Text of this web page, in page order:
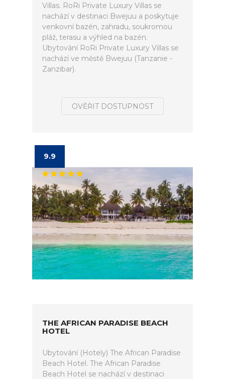
Villas. RoRi Private Luxury Villas se
nachází v destinaci Bwejuu a poskytuje
venkovní bazén, zahradu, soukromou
pláž, terasu a výhled na bazén.
Ubytování RoRi Private Luxury Villas se
nachází ve městě Bwejuu (Tanzanie -
Zanzibar).
OVĚŘIT DOSTUPNOST
9.9
THE AFRICAN PARADISE BEACH
HOTEL
Ubytování (Hotely) The African Paradise
Beach Hotel. The African Paradise
Beach Hotel se nachází v destinaci